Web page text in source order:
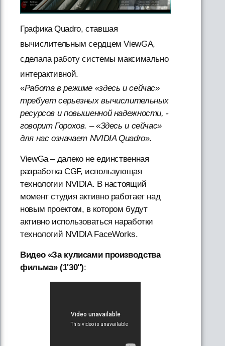
Графика Quadro, ставшая
вычислительным сердцем ViewGA,
сделала работу системы максимально
интерактивной.
«Работа в режиме «здесь и сейчас»
требует серьезных вычислительных
ресурсов и повышенной надежности, -
говорит Горохов. – «Здесь и сейчас»
для нас означает NVIDIA Quadro».
ViewGa – далеко не единственная
разработка CGF, использующая
технологии NVIDIA. В настоящий
момент студия активно работает над
новым проектом, в котором будут
активно использоваться наработки
технологий NVIDIA FaceWorks.
Видео «За кулисами производства
фильма» (1'30''):